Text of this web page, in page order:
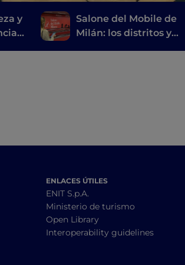
y
Salone del Mobile de
Milán: los distritos y
ENLACES ÚTILES
ENIT S.p.A.
Ministerio de turismo
Open Library
Interoperability guidelines